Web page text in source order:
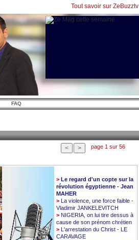
Tout savoir sur ZeBuzztv
FAQ
page 1 sur 56
> Le regard d'un copte sur la
révolution égyptienne - Jean
MAHER
> La violence, une force faible -
Vladimir JANKELEVITCH
> NIGERIA, on lui tire dessus à
cause de son prénom chrétien
> L'arrestation du Christ - LE
CARAVAGE